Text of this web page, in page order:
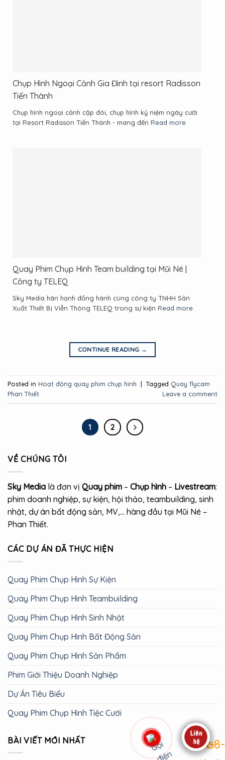
Chụp Hình Ngoại Cảnh Gia Đình tại resort Radisson
Tiến Thành
Chụp hình ngoại cảnh cặp đôi, chụp hình kỷ niệm ngày cưới
tại Resort Radisson Tiến Thành - mang đến Read more
Quay Phim Chụp Hình Team building tại Mũi Né |
Công ty TELEQ
Sky Media hân hạnh đồng hành cùng công ty TNHH Sản
Xuất Thiết Bị Viễn Thông TELEQ trong sự kiện Read more
CONTINUE READING →
Posted in Hoạt động quay phim chụp hình | Tagged Quay flycam
Phan Thiết
Leave a comment
1 2
VỀ CHÚNG TÔI
Sky Media là đơn vị Quay phim – Chụp hình – Livestream:
phim doanh nghiệp, sự kiện, hội thảo, teambuilding, sinh
nhật, dự án bất động sản, MV,… hàng đầu tại Mũi Né –
Phan Thiết.
CÁC DỰ ÁN ĐÃ THỰC HIỆN
Quay Phim Chụp Hình Sự Kiện
Quay Phim Chụp Hình Teambuilding
Quay Phim Chụp Hình Sinh Nhật
Quay Phim Chụp Hình Bất Động Sản
Quay Phim Chụp Hình Sản Phẩm
Phim Giới Thiệu Doanh Nghiệp
Dự Án Tiêu Biểu
Quay Phim Chụp Hình Tiệc Cưới
BÀI VIẾT MỚI NHẤT